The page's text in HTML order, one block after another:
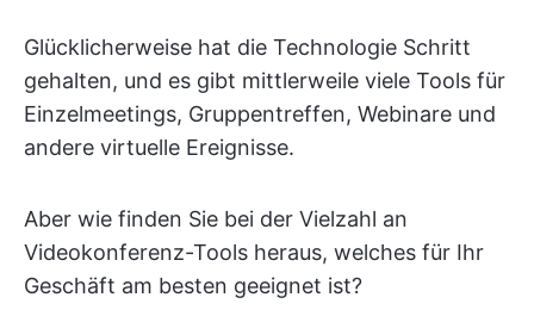
Glücklicherweise hat die Technologie Schritt
gehalten, und es gibt mittlerweile viele Tools für
Einzelmeetings, Gruppentreffen, Webinare und
andere virtuelle Ereignisse.
Aber wie finden Sie bei der Vielzahl an
Videokonferenz-Tools heraus, welches für Ihr
Geschäft am besten geeignet ist?